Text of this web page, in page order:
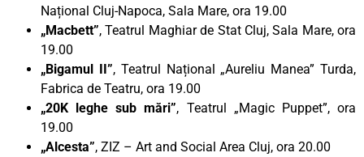
Național Cluj-Napoca, Sala Mare, ora 19.00
„Macbett”, Teatrul Maghiar de Stat Cluj, Sala Mare, ora
19.00
„Bigamul II”, Teatrul Național „Aureliu Manea” Turda,
Fabrica de Teatru, ora 19.00
„20K leghe sub mări”, Teatrul „Magic Puppet”, ora
19.00
„Alcesta”, ZIZ – Art and Social Area Cluj, ora 20.00